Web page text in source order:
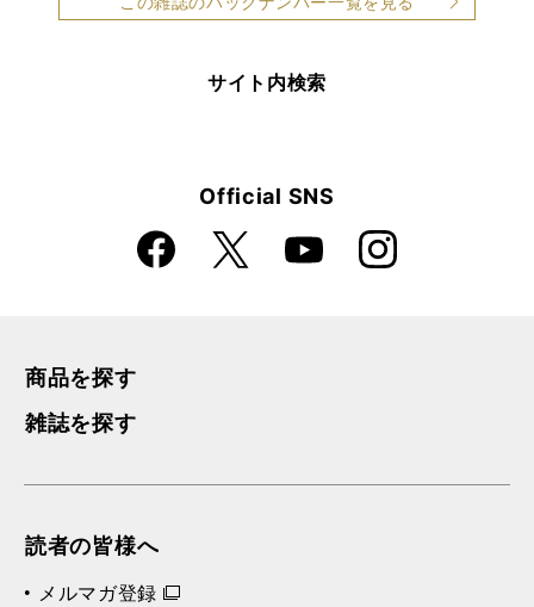
サイト内検索
Official SNS
Faceboo
k
X YouTube Instagra
m
商品を探す
雑誌を探す
読者の皆様へ
メルマガ登録